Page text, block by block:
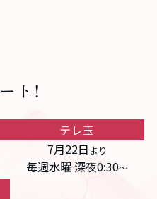
ト！
テレ玉
7月22日 より
毎週水曜 深夜0:30～